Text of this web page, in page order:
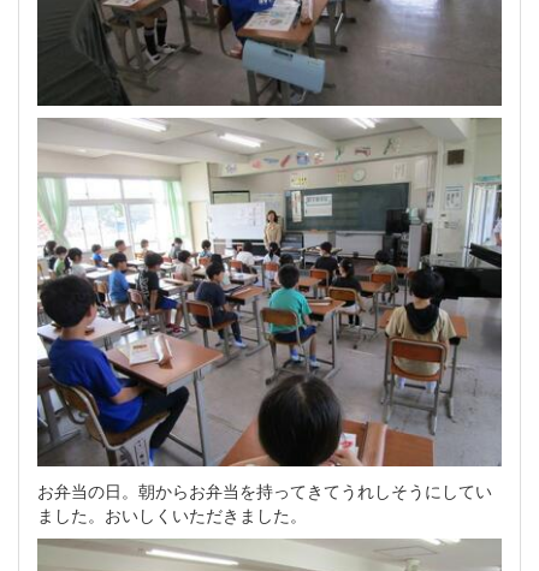
お弁当の日。朝からお弁当を持ってきてうれしそうにしてい
ました。おいしくいただきました。